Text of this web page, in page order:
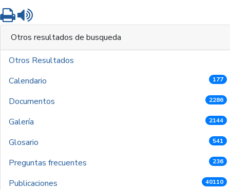
Imprimir
Otros resultados de busqueda
Otros Resultados
Calendario
177
Documentos 2286
Galería 2144
Glosario 541
Preguntas frecuentes 236
Publicaciones 40110